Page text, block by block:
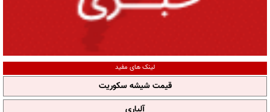
لینک های مفید
قیمت شیشه سکوریت